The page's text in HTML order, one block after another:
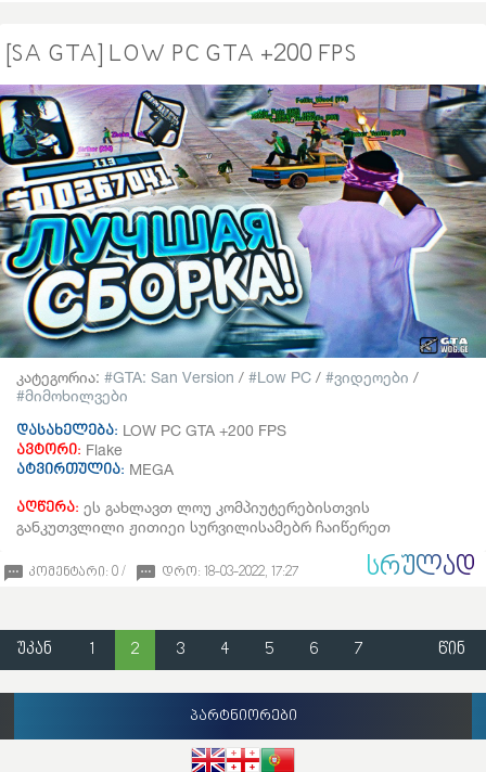
[SA GTA] LOW PC GTA +200 FPS
კატეგორია: GTA: San Version / Low PC / ვიდეოები /
მიმოხილვები
დასახელება: LOW PC GTA +200 FPS
ავტორი: Flake
ატვირთულია: MEGA
აღწერა: ეს გახლავთ ლოუ კომპიუტერებისთვის
განკუთვლილი ჟითიეი სურვილისამებრ ჩაიწერეთ
კომენტარი: 0 / დრო: 18-03-2022, 17:27 ᲡᲠᲣᲚᲐᲓ
უკან 1 2 3 4 5 6 7 წინ
პარტნიორები